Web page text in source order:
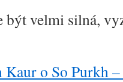
velmi silná,
o So Purkh